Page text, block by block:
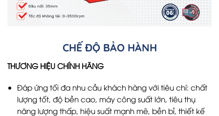
CHẾ ĐỘ BẢO HÀNH
THƯƠNG HIỆU CHÍNH HÃNG
Đáp ứng tối đa nhu cầu khách hàng với tiêu chí: chất
lượng tốt, độ bền cao, máy công suất lớn, tiêu thụ
năng lượng thấp, hiệu suất mạnh mẽ, bền bỉ, thiết kế